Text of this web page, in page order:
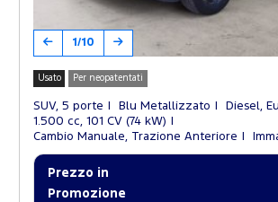
1/10
Usato Per neopatentati
SUV, 5 porte Blu Metallizzato
Diesel,
1.500 cc, 101 CV (74 kW)
Cambio Manuale, Trazione Anteriore
Prezzo in
Promozione